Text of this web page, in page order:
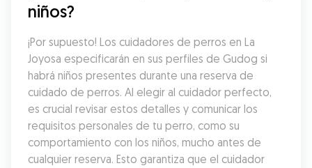
niños?
¡Por supuesto! Los cuidadores de perros en La
Joyosa especificarán en sus perfiles de Gudog si
habrá niños presentes durante una reserva de
cuidado de perros. Al elegir al cuidador perfecto,
es crucial revisar estos detalles y comunicar los
requisitos personales de tu perro, como su
comportamiento con los niños, mucho antes de
cualquier reserva. Esto garantiza que el cuidador